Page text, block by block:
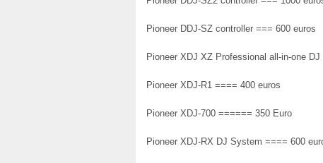
Pioneer DDJ-SZ controller === 600 euros
Pioneer XDJ XZ Professional all-in-one
Pioneer XDJ-R1 ==== 400 euros
Pioneer XDJ-700 ====== 350 Euro
Pioneer XDJ-RX DJ System ==== 600